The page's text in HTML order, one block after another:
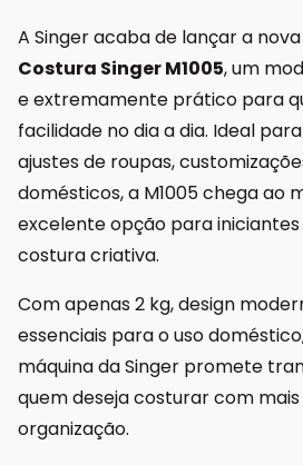
A Singeracaba de lançar a nova
Costura Singer M1005, um
e extremamente prático para
facilidade no dia a dia. Ideal
ajustes de roupas,
domésticos, a M1005 chega ao
excelente opção para
costura criativa.
Com apenas 2 kg, design
essenciais para o uso
máquina da Singer promete
quem deseja costurar com
organização.